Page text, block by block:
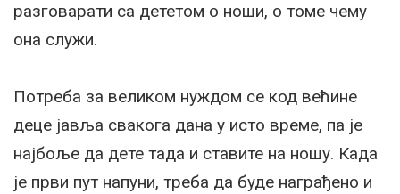
разговарати са дететом о ноши, о томе чему
она служи.
Потреба за великом нуждом се код већине
деце јавља свакога дана у исто време, па је
најбоље да дете тада и ставите на ношу. Када
је први пут напуни, треба да буде награђено и